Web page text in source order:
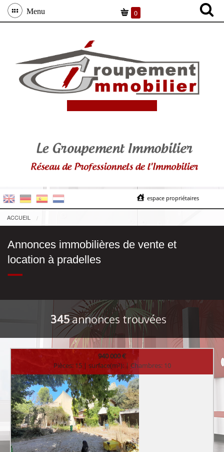
Menu 0
espace propriétaires
ACCUEIL
Annonces immobilières de vente et
location à pradelles
345annonces trouvées
940 000 €
Pièces: 15 | surface(m²): | Chambres: 10